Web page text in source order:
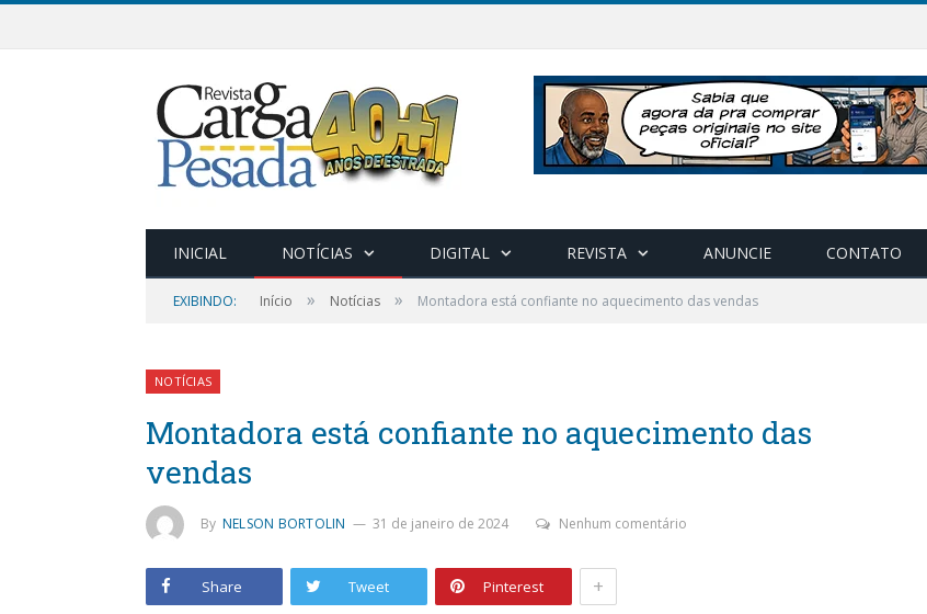
INICIAL NOTÍCIAS DIGITAL REVISTA ANUNCIE CONTATO
EXIBINDO: Início » Notícias » Montadora está confiante no aquecimento das vendas
NOTÍCIAS
Montadora está confiante no aquecimento das
vendas
By NELSON BORTOLIN 31 de janeiro de 2024 Nenhum comentário
Share Tweet Pinterest +